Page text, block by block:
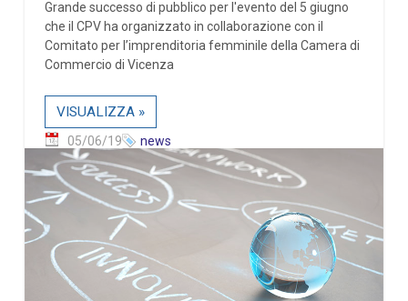
Grande successo di pubblico per l'evento del 5 giugno
che il CPV ha organizzato in collaborazione con il
Comitato per l’imprenditoria femminile della Camera di
Commercio di Vicenza
VISUALIZZA »
05/06/19 news